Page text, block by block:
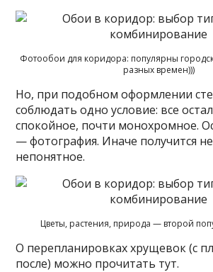
Фотообои для коридора: популярны
разных времен)))
Но, при подобном оформлении
соблюдать одно условие: все
спокойное, почти монохромное.
— фотография. Иначе получится
непонятное.
Цветы, растения, природа — второй
О перепланировках хрущевок (с
после) можно прочитать тут.